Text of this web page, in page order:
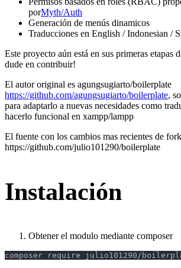
porMyth/Auth
Generación de menús dinamicos
Traducciones en English / Indonesian /
Este proyecto aún está en sus primeras etapas
dude en contribuir!
El autor original es agungsugiarto/boilerplate
https://github.com/agungsugiarto/boilerplate,
para adaptarlo a nuevas necesidades como
hacerlo funcional en xampp/lampp
El fuente con los cambios mas recientes de
https://github.com/julio101290/boilerplate
Instalación
Obtener el modulo mediante composer
composer require julio101290/